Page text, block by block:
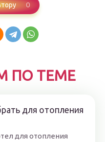
0
ПО ТЕМЕ
для отопления
для отопления